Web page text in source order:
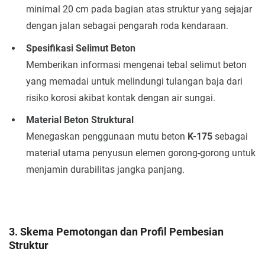
minimal 20 cm pada bagian atas struktur yang sejajar
dengan jalan sebagai pengarah roda kendaraan.
Spesifikasi Selimut Beton
Memberikan informasi mengenai tebal selimut beton
yang memadai untuk melindungi tulangan baja dari
risiko korosi akibat kontak dengan air sungai.
Material Beton Struktural
Menegaskan penggunaan mutu beton K-175sebagai
material utama penyusun elemen gorong-gorong untuk
menjamin durabilitas jangka panjang.
3. Skema Pemotongan dan Profil Pembesian
Struktur